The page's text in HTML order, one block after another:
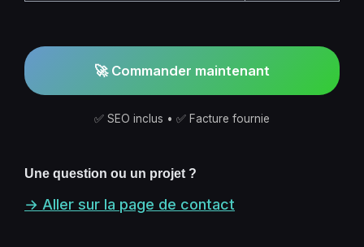
🚀 Commander maintenant
✅ SEO inclus • ✅ Facture fournie
Une question ou un projet ?
→ Aller sur la page de contact